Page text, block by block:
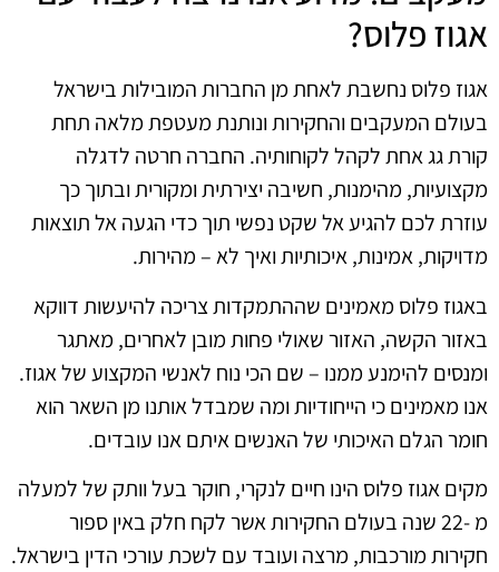
אגוז פלוס?
אגוז פלוס נחשבת לאחת מן החברות המובילות בישראל
בעולם המעקבים והחקירות ונותנת מעטפת מלאה תחת
קורת גג אחת לקהל לקוחותיה. החברה חרטה לדגלה
מקצועיות, מהימנות, חשיבה יצירתית ומקורית ובתוך כך
עוזרת לכם להגיע אל שקט נפשי תוך כדי הגעה אל תוצאות
מדויקות, אמינות, איכותיות ואיך לא – מהירות.
באגוז פלוס מאמינים שההתמקדות צריכה להיעשות דווקא
באזור הקשה, האזור שאולי פחות מובן לאחרים, מאתגר
ומנסים להימנע ממנו – שם הכי נוח לאנשי המקצוע של אגוז.
אנו מאמינים כי הייחודיות ומה שמבדל אותנו מן השאר הוא
חומר הגלם האיכותי של האנשים איתם אנו עובדים.
מקים אגוז פלוס הינו חיים לנקרי, חוקר בעל וותק של למעלה
מ -22 שנה בעולם החקירות אשר לקח חלק באין ספור
חקירות מורכבות, מרצה ועובד עם לשכת עורכי הדין בישראל.